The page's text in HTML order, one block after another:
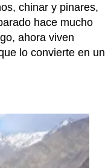
chinar y pinares,
hace mucho
ahora viven
lo convierte en un